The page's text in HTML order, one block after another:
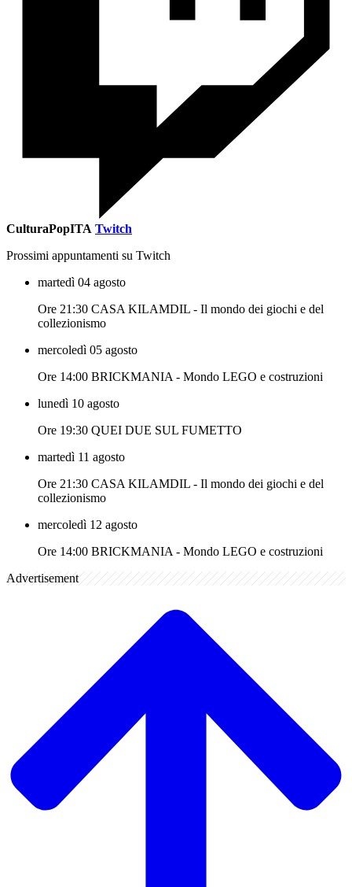
CulturaPopITA Twitch
Prossimi appuntamenti su Twitch
martedì 04 agosto
Ore 21:30 CASA KILAMDIL - Il mondo dei giochi e del
collezionismo
mercoledì 05 agosto
Ore 14:00 BRICKMANIA - Mondo LEGO e costruzioni
lunedì 10 agosto
Ore 19:30 QUEI DUE SUL FUMETTO
martedì 11 agosto
Ore 21:30 CASA KILAMDIL - Il mondo dei giochi e del
collezionismo
mercoledì 12 agosto
Ore 14:00 BRICKMANIA - Mondo LEGO e costruzioni
Advertisement